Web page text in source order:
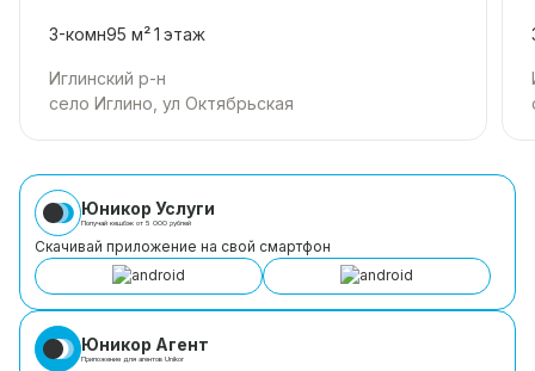
3-комн95 м²1 этаж
Иглинский р-н
село Иглино, ул Октябрьская
Юникор Услуги
Получай кешбэк от 5 000 рублей
Скачивай приложение на свой смартфон
Юникор Агент
Приложение для агентов Unikor